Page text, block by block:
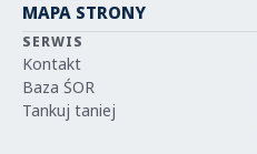
MAPA STRONY
SERWIS
Kontakt
Baza ŚOR
Tankuj taniej